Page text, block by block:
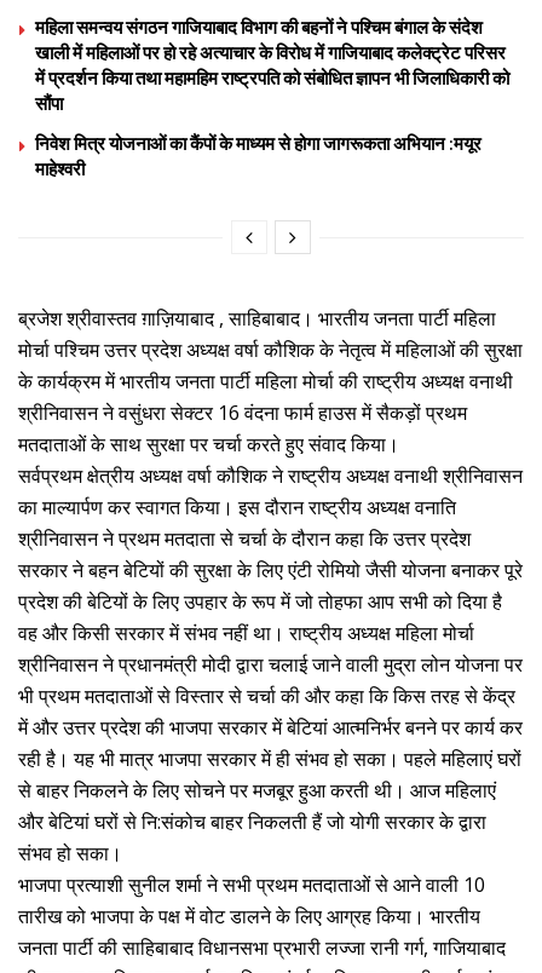
महिला समन्वय संगठन गाजियाबाद विभाग की बहनों ने पश्चिम बंगाल के संदेश
खाली में महिलाओं पर हो रहे अत्याचार के विरोध में गाजियाबाद कलेक्ट्रेट परिसर
में प्रदर्शन किया तथा महामहिम राष्ट्रपति को संबोधित ज्ञापन भी जिलाधिकारी को
सौंपा
निवेश मित्र योजनाओं का कैंपों के माध्यम से होगा जागरूकता अभियान :मयूर
माहेश्वरी
ब्रजेश श्रीवास्तव ग़ाज़ियाबाद , साहिबाबाद। भारतीय जनता पार्टी महिला
मोर्चा पश्चिम उत्तर प्रदेश अध्यक्ष वर्षा कौशिक के नेतृत्व में महिलाओं की सुरक्षा
के कार्यक्रम में भारतीय जनता पार्टी महिला मोर्चा की राष्ट्रीय अध्यक्ष वनाथी
श्रीनिवासन ने वसुंधरा सेक्टर 16 वंदना फार्म हाउस में सैकड़ों प्रथम
मतदाताओं के साथ सुरक्षा पर चर्चा करते हुए संवाद किया।
सर्वप्रथम क्षेत्रीय अध्यक्ष वर्षा कौशिक ने राष्ट्रीय अध्यक्ष वनाथी श्रीनिवासन
का माल्यार्पण कर स्वागत किया। इस दौरान राष्ट्रीय अध्यक्ष वनाति
श्रीनिवासन ने प्रथम मतदाता से चर्चा के दौरान कहा कि उत्तर प्रदेश
सरकार ने बहन बेटियों की सुरक्षा के लिए एंटी रोमियो जैसी योजना बनाकर पूरे
प्रदेश की बेटियों के लिए उपहार के रूप में जो तोहफा आप सभी को दिया है
वह और किसी सरकार में संभव नहीं था। राष्ट्रीय अध्यक्ष महिला मोर्चा
श्रीनिवासन ने प्रधानमंत्री मोदी द्वारा चलाई जाने वाली मुद्रा लोन योजना पर
भी प्रथम मतदाताओं से विस्तार से चर्चा की और कहा कि किस तरह से केंद्र
में और उत्तर प्रदेश की भाजपा सरकार में बेटियां आत्मनिर्भर बनने पर कार्य कर
रही है। यह भी मात्र भाजपा सरकार में ही संभव हो सका। पहले महिलाएं घरों
से बाहर निकलने के लिए सोचने पर मजबूर हुआ करती थी। आज महिलाएं
और बेटियां घरों से नि:संकोच बाहर निकलती हैं जो योगी सरकार के द्वारा
संभव हो सका।
भाजपा प्रत्याशी सुनील शर्मा ने सभी प्रथम मतदाताओं से आने वाली 10
तारीख को भाजपा के पक्ष में वोट डालने के लिए आग्रह किया। भारतीय
जनता पार्टी की साहिबाबाद विधानसभा प्रभारी लज्जा रानी गर्ग, गाजियाबाद